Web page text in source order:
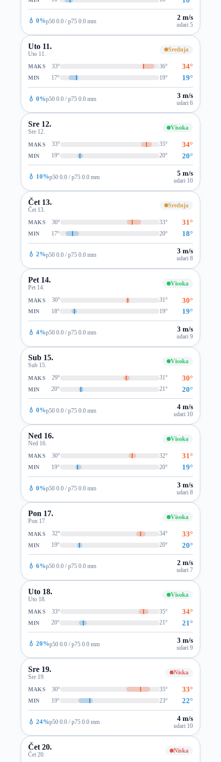
💧 0%p50 0.0 / p75 0.0 mm 2 m/s
udari 5
Uto 11.
Uto 11.
Srednja
MAKS 33° 36° 34°
MIN 17° 19° 19°
💧 0%p50 0.0 / p75 0.0 mm 3 m/s
udari 6
Sre 12.
Sre 12.
Visoka
MAKS 33° 35° 34°
MIN 19° 20° 20°
💧 10%p50 0.0 / p75 0.0 mm 5 m/s
udari 10
Čet 13.
Čet 13.
Srednja
MAKS 30° 33° 31°
MIN 17° 20° 18°
💧 2%p50 0.0 / p75 0.0 mm 3 m/s
udari 8
Pet 14.
Pet 14.
Visoka
MAKS 30° 31° 30°
MIN 18° 19° 19°
💧 4%p50 0.0 / p75 0.0 mm 3 m/s
udari 9
Sub 15.
Sub 15.
Visoka
MAKS 29° 31° 30°
MIN 20° 21° 20°
💧 0%p50 0.0 / p75 0.0 mm 4 m/s
udari 10
Ned 16.
Ned 16.
Visoka
MAKS 30° 32° 31°
MIN 19° 20° 19°
💧 0%p50 0.0 / p75 0.0 mm 3 m/s
udari 8
Pon 17.
Pon 17.
Visoka
MAKS 32° 34° 33°
MIN 19° 20° 20°
💧 6%p50 0.0 / p75 0.0 mm 2 m/s
udari 7
Uto 18.
Uto 18.
Visoka
MAKS 33° 35° 34°
MIN 20° 21° 21°
💧 20%p50 0.0 / p75 0.0 mm 3 m/s
udari 9
Sre 19.
Sre 19.
Niska
MAKS 30° 35° 33°
MIN 19° 23° 22°
💧 24%p50 0.0 / p75 0.0 mm 4 m/s
udari 10
Čet 20.
Čet 20.
Niska